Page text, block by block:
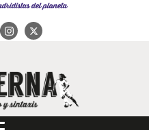
del planeta